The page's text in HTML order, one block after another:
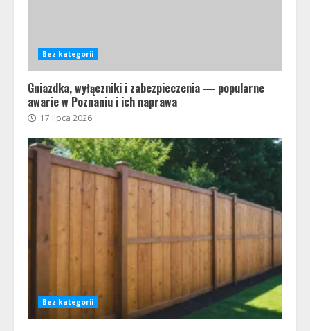
Bez kategorii
Gniazdka, wyłączniki i zabezpieczenia — popularne
awarie w Poznaniu i ich naprawa
17 lipca 2026
Bez kategorii